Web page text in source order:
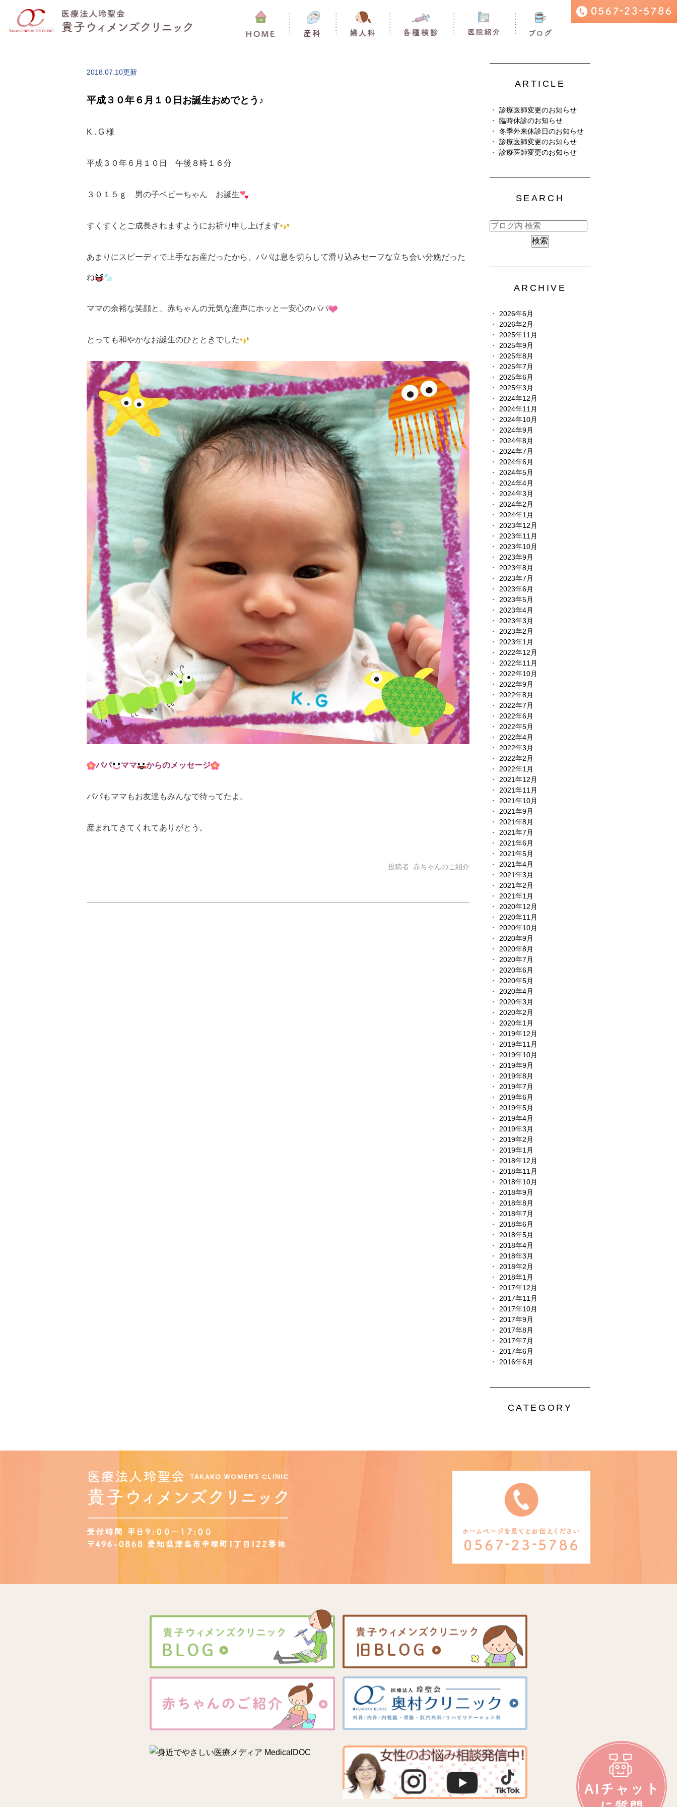
2018.07.10更新
平成３０年６月１０日お誕生おめでとう♪
K . G 様
平成３０年６月１０日 午後８時１６分
３０１５ｇ 男の子ベビーちゃん お誕生
すくすくとご成長されますようにお祈り申し上げます
あまりにスピーディで上手なお産だったから、パパは息を切らして滑り込みセーフな立ち会い分娩だった
ね
ママの余裕な笑顔と、赤ちゃんの元気な産声にホッと一安心のパパ
とっても和やかなお誕生のひとときでした
パパ ママ からのメッセージ
パパもママもお友達もみんなで待ってたよ。
産まれてきてくれてありがとう。
投稿者: 赤ちゃんのご紹介
ARTICLE
診療医師変更のお知らせ
臨時休診のお知らせ
冬季外来休診日のお知らせ
診療医師変更のお知らせ
診療医師変更のお知らせ
SEARCH
ARCHIVE
2026年6月
2026年2月
2025年11月
2025年9月
2025年8月
2025年7月
2025年6月
2025年3月
2024年12月
2024年11月
2024年10月
2024年9月
2024年8月
2024年7月
2024年6月
2024年5月
2024年4月
2024年3月
2024年2月
2024年1月
2023年12月
2023年11月
2023年10月
2023年9月
2023年8月
2023年7月
2023年6月
2023年5月
2023年4月
2023年3月
2023年2月
2023年1月
2022年12月
2022年11月
2022年10月
2022年9月
2022年8月
2022年7月
2022年6月
2022年5月
2022年4月
2022年3月
2022年2月
2022年1月
2021年12月
2021年11月
2021年10月
2021年9月
2021年8月
2021年7月
2021年6月
2021年5月
2021年4月
2021年3月
2021年2月
2021年1月
2020年12月
2020年11月
2020年10月
2020年9月
2020年8月
2020年7月
2020年6月
2020年5月
2020年4月
2020年3月
2020年2月
2020年1月
2019年12月
2019年11月
2019年10月
2019年9月
2019年8月
2019年7月
2019年6月
2019年5月
2019年4月
2019年3月
2019年2月
2019年1月
2018年12月
2018年11月
2018年10月
2018年9月
2018年8月
2018年7月
2018年6月
2018年5月
2018年4月
2018年3月
2018年2月
2018年1月
2017年12月
2017年11月
2017年10月
2017年9月
2017年8月
2017年7月
2017年6月
2016年6月
CATEGORY